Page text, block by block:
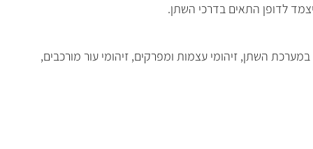
לדופן התאים בדרכי השתן.
השתן, זיהומי עצמות ומפרקים, זיהומי עור מורכבים,